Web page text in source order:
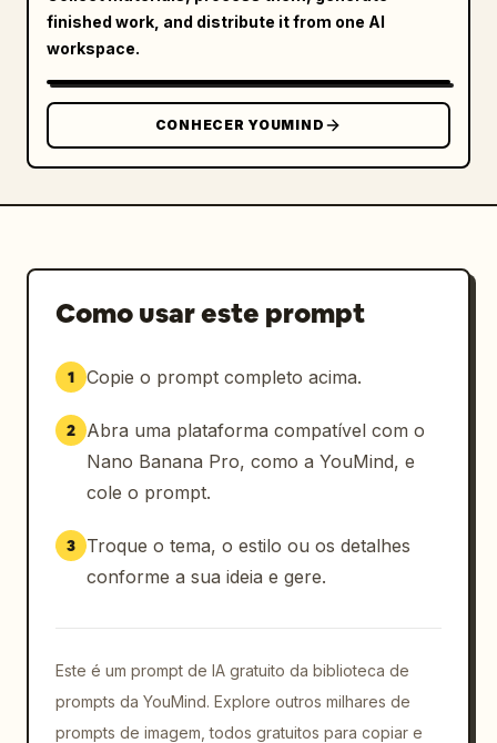
finished work, and distribute it from one AI
workspace.
CONHECER YOUMIND
Como usar este prompt
1 Copie o prompt completo acima.
2
Abra uma plataforma compatível com o
Nano Banana Pro, como a YouMind, e
cole o prompt.
3
Troque o tema, o estilo ou os detalhes
conforme a sua ideia e gere.
Este é um prompt de IA gratuito da biblioteca de
prompts da YouMind. Explore outros milhares de
prompts de imagem, todos gratuitos para copiar e